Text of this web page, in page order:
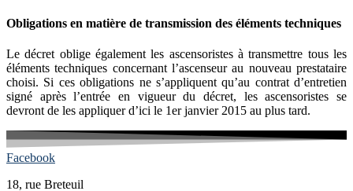
Obligations en matière de transmission des éléments techniques
Le décret oblige également les ascensoristes à transmettre tous les
éléments techniques concernant l’ascenseur au nouveau prestataire
choisi. Si ces obligations ne s’appliquent qu’au contrat d’entretien
signé après l’entrée en vigueur du décret, les ascensoristes se
devront de les appliquer d’ici le 1er janvier 2015 au plus tard.
Facebook
18, rue Breteuil